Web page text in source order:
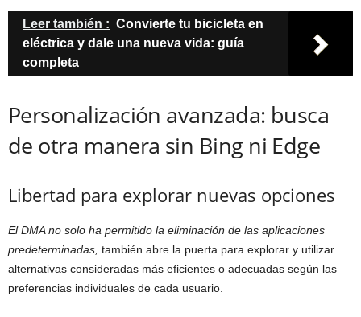
Leer también : Convierte tu bicicleta en
eléctrica y dale una nueva vida: guía
completa
Personalización avanzada: busca
de otra manera sin Bing ni Edge
Libertad para explorar nuevas opciones
El DMA no solo ha permitido la eliminación de las aplicaciones
predeterminadas, también abre la puerta para explorar y utilizar
alternativas consideradas más eficientes o adecuadas según las
preferencias individuales de cada usuario.